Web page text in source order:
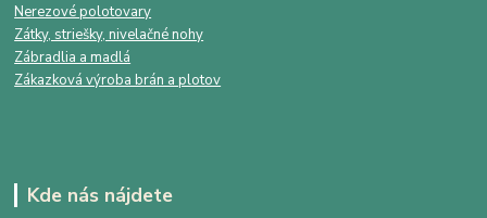
Nerezové polotovary
Zátky, striešky, nivelačné nohy
Zábradlia a madlá
Zákazková výroba brán a plotov
Kde nás nájdete